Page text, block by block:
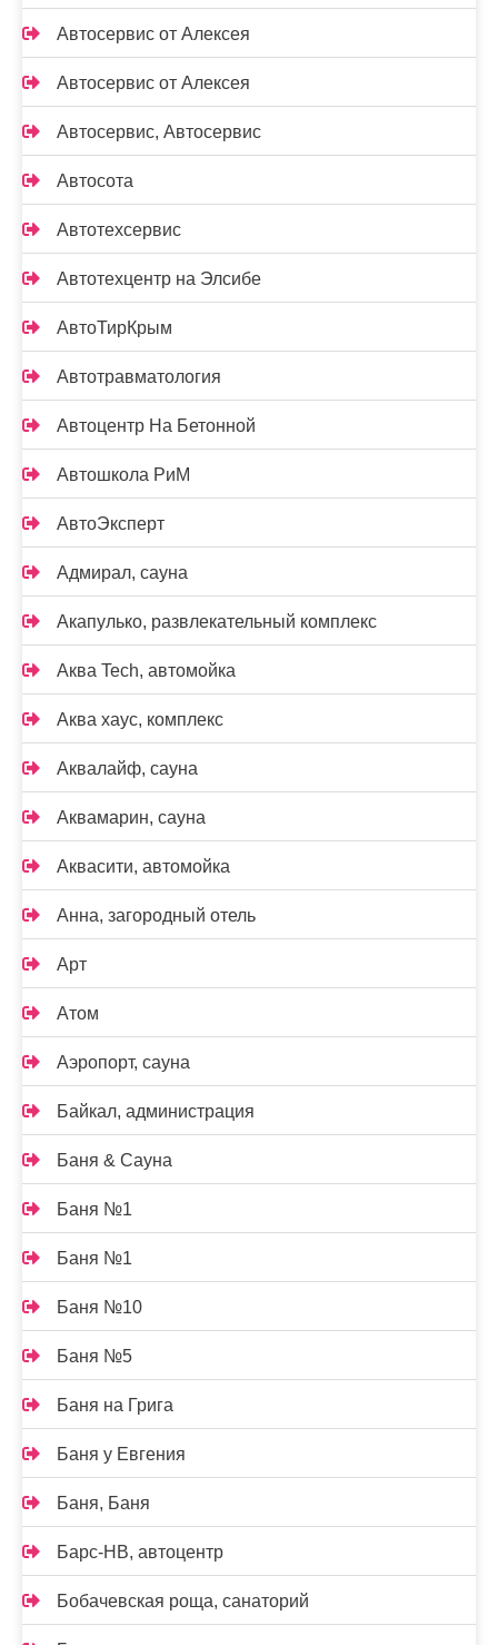
Автосервис от Алексея
Автосервис от Алексея
Автосервис, Автосервис
Автосота
Автотехсервис
Автотехцентр на Элсибе
АвтоТирКрым
Автотравматология
Автоцентр На Бетонной
Автошкола РиМ
АвтоЭксперт
Адмирал, сауна
Акапулько, развлекательный комплекс
Аква Tech, автомойка
Аква хаус, комплекс
Аквалайф, сауна
Аквамарин, сауна
Аквасити, автомойка
Анна, загородный отель
Арт
Атом
Аэропорт, сауна
Байкал, администрация
Баня & Сауна
Баня №1
Баня №1
Баня №10
Баня №5
Баня на Грига
Баня у Евгения
Баня, Баня
Барс-НВ, автоцентр
Бобачевская роща, санаторий